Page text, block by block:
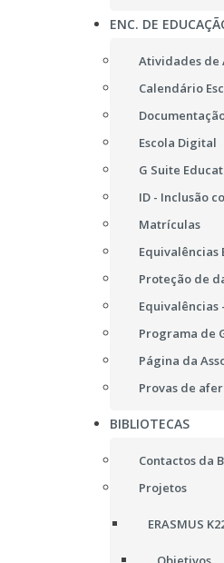
ENC. DE
Atividades de
Calendário
Escola Digital
G Suite
ID - Inclusão
Matrículas
Equivalências
Proteção de
Equivalências
Programa de
Página da
Provas de
BIBLIOTECAS
Contactos da
Projetos
ERASMUS